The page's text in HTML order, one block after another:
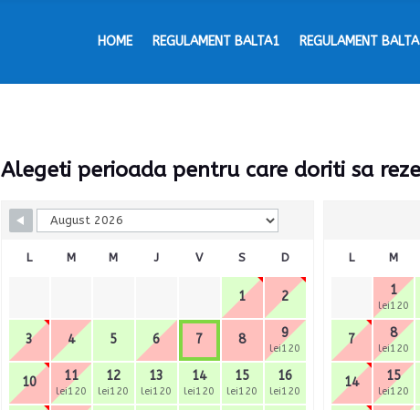
HOME REGULAMENT BALTA1 REGULAMENT
Alegeti perioada pentru care doriti sa
Skip Booking Form
L M M J V S D
1 2
3 4 5 6 7 8 9
lei120
10 11
lei120
12
lei120
13
lei120
14
lei120
15
lei120
16
lei120
L M
1
lei120
7 8
lei120
14 15
lei120